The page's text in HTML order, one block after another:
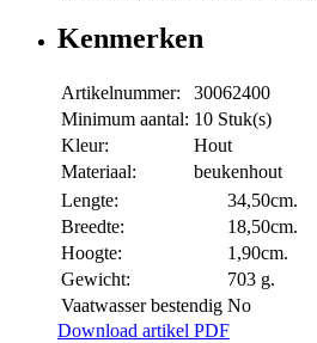
Kenmerken
Artikelnummer:
30062400
Minimum aantal: 10 Stuk(s)
Kleur:
Hout
Materiaal:
beukenhout
Lengte:
34,50cm.
Breedte:
18,50cm.
Hoogte:
1,90cm.
Gewicht:
703 g.
Vaatwasser bestendig No
Download artikel PDF